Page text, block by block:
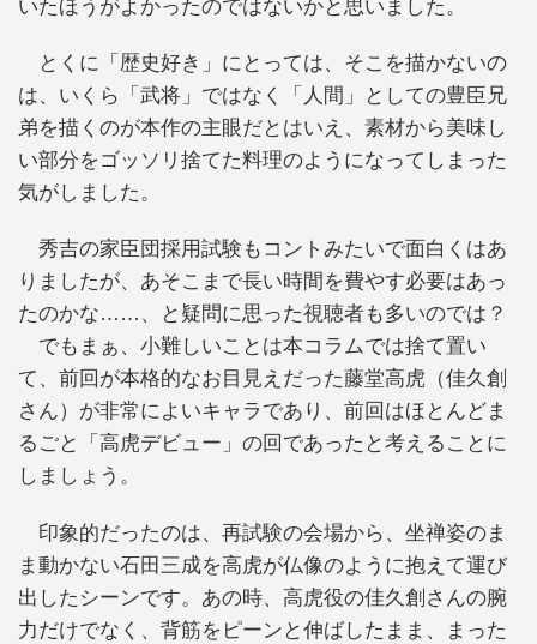
いたほうがよかったのではないかと思いました。
とくに「歴史好き」にとっては、そこを描かないの
は、いくら「武将」ではなく「人間」としての豊臣兄
弟を描くのが本作の主眼だとはいえ、素材から美味し
い部分をゴッソリ捨てた料理のようになってしまった
気がしました。
秀吉の家臣団採用試験もコントみたいで面白くはあ
りましたが、あそこまで長い時間を費やす必要はあっ
たのかな……、と疑問に思った視聴者も多いのでは？
でもまぁ、小難しいことは本コラムでは捨て置い
て、前回が本格的なお目見えだった藤堂高虎（佳久創
さん）が非常によいキャラであり、前回はほとんどま
るごと「高虎デビュー」の回であったと考えることに
しましょう。
印象的だったのは、再試験の会場から、坐禅姿のま
ま動かない石田三成を高虎が仏像のように抱えて運び
出したシーンです。あの時、高虎役の佳久創さんの腕
力だけでなく、背筋をピーンと伸ばしたまま、まった